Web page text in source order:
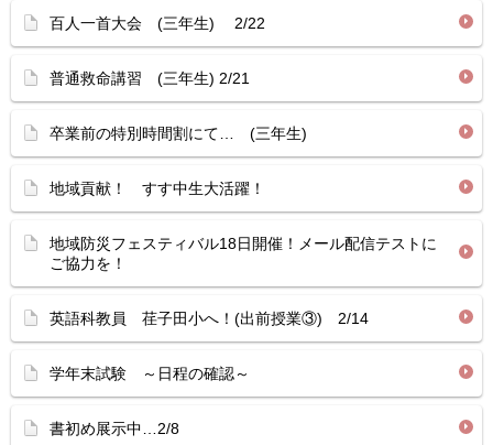
百人一首大会 (三年生) 2/22
普通救命講習 (三年生) 2/21
卒業前の特別時間割にて… (三年生)
地域貢献！ すす中生大活躍！
地域防災フェスティバル18日開催！メール配信テストに
ご協力を！
英語科教員 荏子田小へ！(出前授業③) 2/14
学年末試験 ～日程の確認～
書初め展示中…2/8